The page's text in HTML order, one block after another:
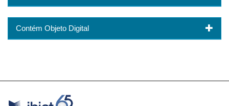
Contém Objeto Digital